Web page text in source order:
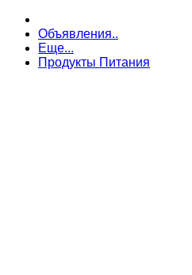
Объявления..
Еще...
Продукты Питания